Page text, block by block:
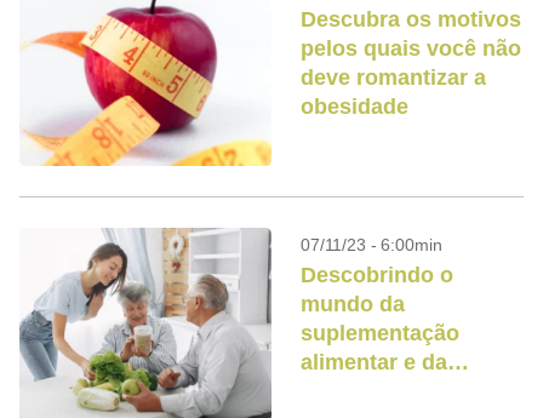
Descubra os motivos
pelos quais você não
deve romantizar a
obesidade
07/11/23 - 6:00min
Descobrindo o
mundo da
suplementação
alimentar e da